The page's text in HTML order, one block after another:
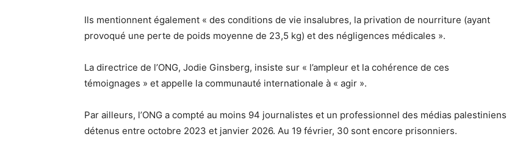
Ils mentionnent également « des conditions de vie insalubres, la privation de nourriture (ayant
provoqué une perte de poids moyenne de 23,5 kg) et des négligences médicales ».
La directrice de l’ONG, Jodie Ginsberg, insiste sur « l’ampleur et la cohérence de ces
témoignages » et appelle la communauté internationale à « agir ».
Par ailleurs, l’ONG a compté au moins 94 journalistes et un professionnel des médias palestiniens
détenus entre octobre 2023 et janvier 2026. Au 19 février, 30 sont encore prisonniers.